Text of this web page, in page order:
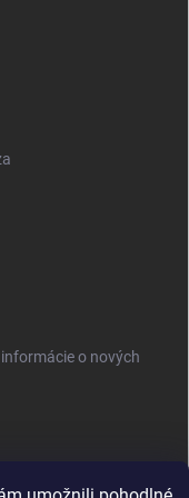
o nových